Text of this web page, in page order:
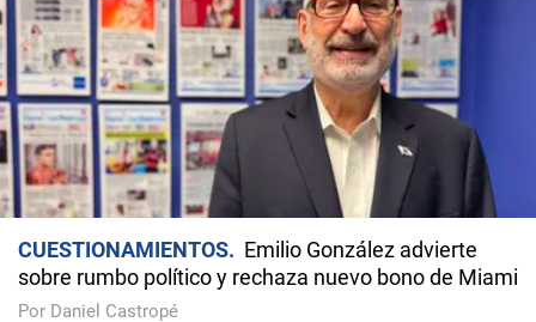
CUESTIONAMIENTOS
Emilio González advierte
sobre rumbo político y rechaza nuevo bono de Miami
Por Daniel Castropé